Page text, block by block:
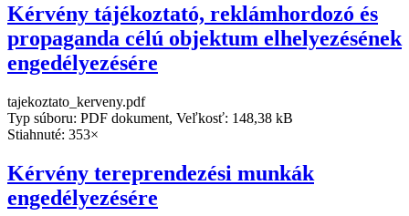
Kérvény tájékoztató, reklámhordozó és
propaganda célú objektum elhelyezésének
engedélyezésére
tajekoztato_kerveny.pdf
Typ súboru: PDF dokument, Veľkosť: 148,38 kB
Stiahnuté: 353×
Kérvény tereprendezési munkák
engedélyezésére